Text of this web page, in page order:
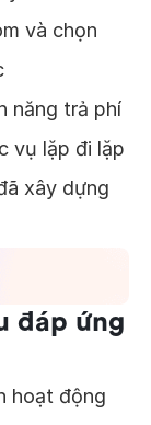
và chọn
năng trả phí
vụ lặp đi lặp
xây dựng
đáp ứng
hoạt động